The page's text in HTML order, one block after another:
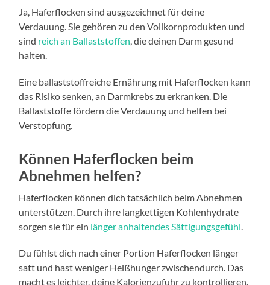
Ja, Haferflocken sind ausgezeichnet für deine
Verdauung. Sie gehören zu den Vollkornprodukten und
sind reich an Ballaststoffen, die deinen Darm gesund
halten.
Eine ballaststoffreiche Ernährung mit Haferflocken kann
das Risiko senken, an Darmkrebs zu erkranken. Die
Ballaststoffe fördern die Verdauung und helfen bei
Verstopfung.
Können Haferflocken beim
Abnehmen helfen?
Haferflocken können dich tatsächlich beim Abnehmen
unterstützen. Durch ihre langkettigen Kohlenhydrate
sorgen sie für ein länger anhaltendes Sättigungsgefühl.
Du fühlst dich nach einer Portion Haferflocken länger
satt und hast weniger Heißhunger zwischendurch. Das
macht es leichter, deine Kalorienzufuhr zu kontrollieren.